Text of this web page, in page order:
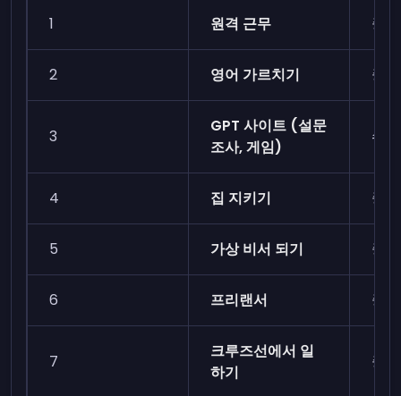
1 원격 근무 중
2 영어 가르치기 중간
3
GPT 사이트 (설문
조사, 게임)
쉬움
4 집 지키기 중
5 가상 비서 되기 중간
6 프리랜서 중
7
크루즈선에서 일
하기
중간